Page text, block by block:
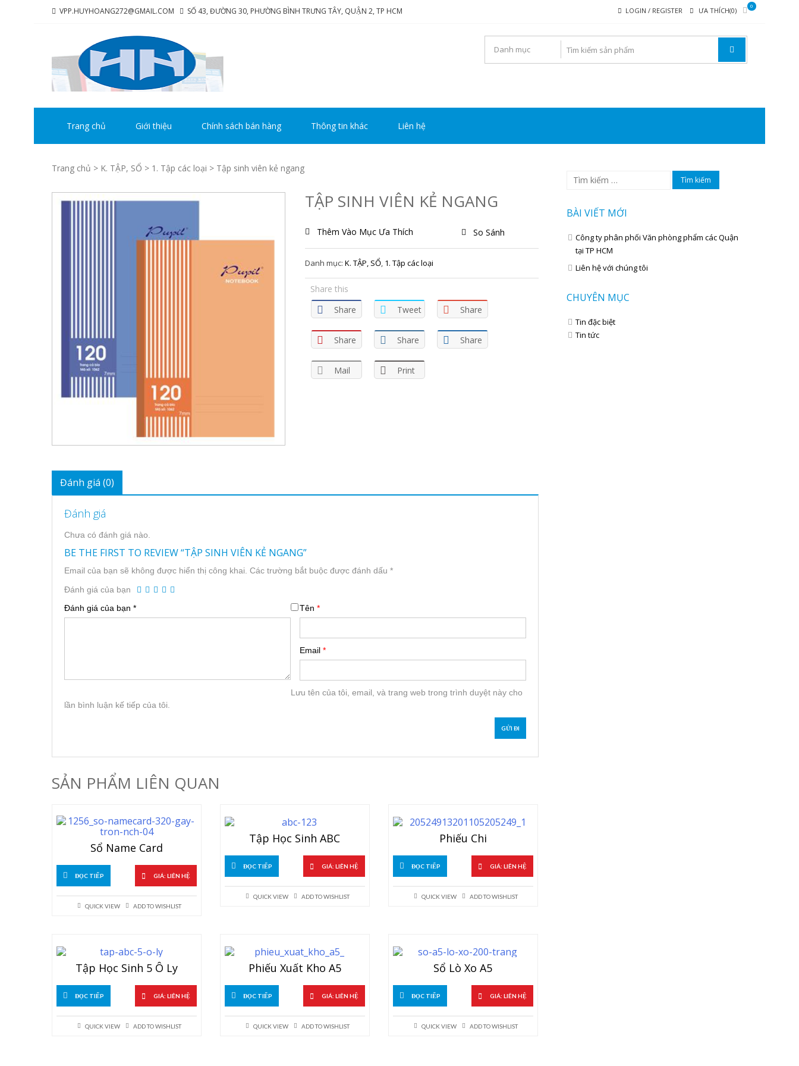
VPP.HUYHOANG272@GMAIL.COM SỐ 43, ĐƯỜNG 30, PHƯỜNG BÌNH TRƯNG TÂY, QUẬN 2, TP HCM LOGIN / REGISTER ƯA THÍCH(0)
0
Trang chủ Giới thiệu Chính sách bán hàng Thông tin khác Liên hệ
Trang chủ > K. TẬP, SỔ > 1. Tập các loại > Tập sinh viên kẻ ngang
TẬP SINH VIÊN KẺ NGANG
Thêm Vào Mục Ưa Thích So Sánh
Danh mục: K. TẬP, SỔ, 1. Tập các loại
Share this
Share
Tweet Share
Share Share Share
Mail Print
Đánh giá (0)
Đánh giá
Chưa có đánh giá nào.
BE THE FIRST TO REVIEW “TẬP SINH VIÊN KẺ NGANG”
Email của bạn sẽ không được hiển thị công khai. Các trường bắt buộc được đánh dấu *
Đánh giá của bạn
Đánh giá của bạn * Tên*
Email*
Lưu tên của tôi, email, và trang web trong trình duyệt này cho
lần bình luận kế tiếp của tôi.
SẢN PHẨM LIÊN QUAN
Sổ Name Card
ĐỌC TIẾP GIÁ: LIÊN HỆ
QUICK VIEW ADD TO WISHLIST
Tập Học Sinh ABC
ĐỌC TIẾP GIÁ: LIÊN HỆ
QUICK VIEW ADD TO WISHLIST
Phiếu Chi
ĐỌC TIẾP GIÁ: LIÊN HỆ
QUICK VIEW ADD TO WISHLIST
Tập Học Sinh 5 Ô Ly
ĐỌC TIẾP GIÁ: LIÊN HỆ
QUICK VIEW ADD TO WISHLIST
Phiếu Xuất Kho A5
ĐỌC TIẾP GIÁ: LIÊN HỆ
QUICK VIEW ADD TO WISHLIST
Sổ Lò Xo A5
ĐỌC TIẾP GIÁ: LIÊN HỆ
QUICK VIEW ADD TO WISHLIST
Tìm
kiếm
BÀI VIẾT MỚI
Công ty phân phối Văn phòng phẩm các Quận
tại TP HCM
Liên hệ với chúng tôi
CHUYÊN MỤC
Tin đặc biệt
Tin tức